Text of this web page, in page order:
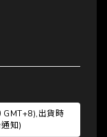
出貨時
知)